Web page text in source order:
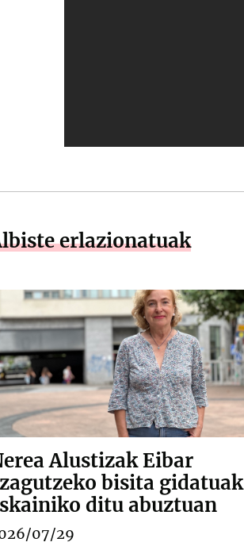
erlazionatuak
Alustizak Eibar
bisita gidatuak
ditu abuztuan
07/29